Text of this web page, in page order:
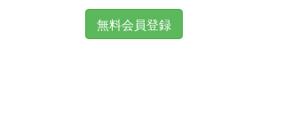
無料会員登録